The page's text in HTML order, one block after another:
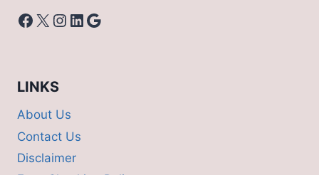
Facebook
X Instagram
LinkedIn
Google
LINKS
About Us
Contact Us
Disclaimer